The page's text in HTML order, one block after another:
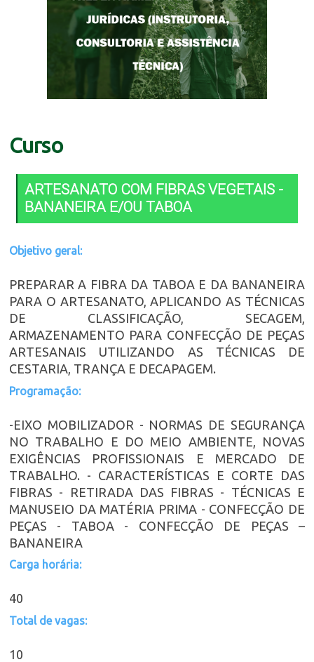
Curso
ARTESANATO COM FIBRAS VEGETAIS -
BANANEIRA E/OU TABOA
Objetivo geral:
PREPARAR A FIBRA DA TABOA E DA BANANEIRA
PARA O ARTESANATO, APLICANDO AS TÉCNICAS
DE CLASSIFICAÇÃO, SECAGEM,
ARMAZENAMENTO PARA CONFECÇÃO DE PEÇAS
ARTESANAIS UTILIZANDO AS TÉCNICAS DE
CESTARIA, TRANÇA E DECAPAGEM.
Programação:
-EIXO MOBILIZADOR - NORMAS DE SEGURANÇA
NO TRABALHO E DO MEIO AMBIENTE, NOVAS
EXIGÊNCIAS PROFISSIONAIS E MERCADO DE
TRABALHO. - CARACTERÍSTICAS E CORTE DAS
FIBRAS - RETIRADA DAS FIBRAS - TÉCNICAS E
MANUSEIO DA MATÉRIA PRIMA - CONFECÇÃO DE
PEÇAS - TABOA - CONFECÇÃO DE PEÇAS –
BANANEIRA
Carga horária:
40
Total de vagas:
10